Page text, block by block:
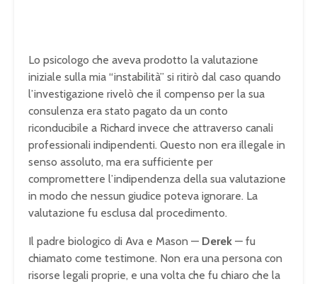
Lo psicologo che aveva prodotto la valutazione
iniziale sulla mia “instabilità” si ritirò dal caso quando
l’investigazione rivelò che il compenso per la sua
consulenza era stato pagato da un conto
riconducibile a Richard invece che attraverso canali
professionali indipendenti. Questo non era illegale in
senso assoluto, ma era sufficiente per
compromettere l’indipendenza della sua valutazione
in modo che nessun giudice poteva ignorare. La
valutazione fu esclusa dal procedimento.
Il padre biologico di Ava e Mason — Derek — fu
chiamato come testimone. Non era una persona con
risorse legali proprie, e una volta che fu chiaro che la